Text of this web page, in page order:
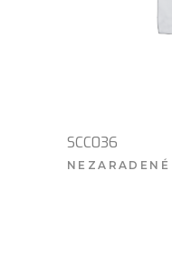
SCC036
NEZARADENÉ